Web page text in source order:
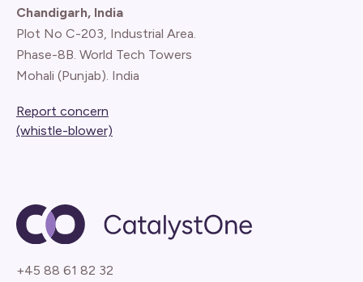
Chandigarh, India
Plot No C-203, Industrial Area.
Phase-8B. World Tech Towers
Mohali (Punjab). India
Report concern
(whistle-blower)
+45 88 61 82 32